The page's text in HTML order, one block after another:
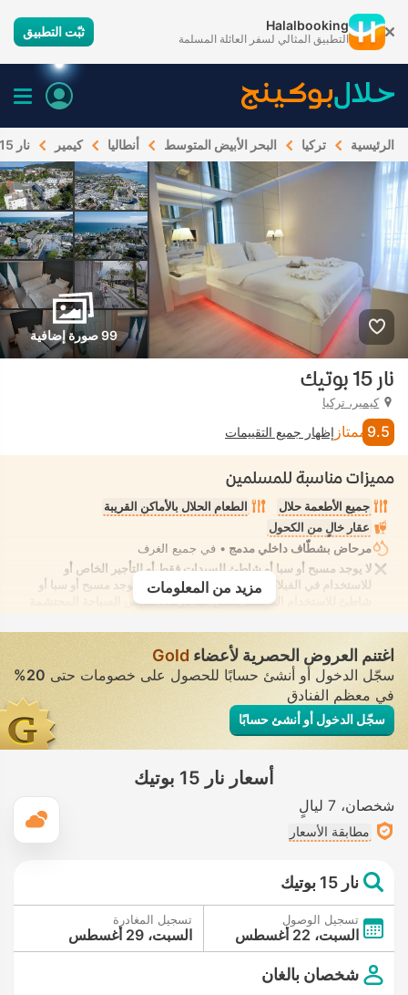
Halalbooking
التطبيق المثالي لسفر العائلة المسلمة ثبّت التطبيق
الرئيسية تركيا البحر الأبيض المتوسط أنطاليا كيمير نار 15 بوتيك
99 صورة إضافية
نار 15 بوتيك
كيمير، تركيا
9.5 ممتاز إظهار جميع التقييمات
مميزات مناسبة للمسلمين
جميع الأطعمة حلال
الطعام الحلال بالأماكن القريبة
عقار خالٍ من الكحول
مرحاض بشطّاف داخلي مدمج • في جميع الغرف
لا يوجد مسبح أو سبا أو شاطئ للسيدات فقط أو للتأجير الخاص أو
للاستخدام في الفيلا/الغرفة يوفر الانعزال التام. لا يوجد مسبح أو سبا أو
شاطئ للاستخدام المُختلط يُسمح فيه بارتداء ملابس السباحة المحتشمة
مزيد من المعلومات
اغتنم العروض الحصرية لأعضاء Gold
سجّل الدخول أو أنشئ حسابًا للحصول على خصومات حتى20%
في معظم الفنادق
سجّل الدخول أو أنشئ حسابًا
أسعار نار 15 بوتيك
شخصان 7 ليالٍ
مطابقة الأسعار
نار 15 بوتيك
تسجيل الوصول
السبت، 22 أغسطس
تسجيل المغادرة
السبت، 29 أغسطس
شخصان بالغان